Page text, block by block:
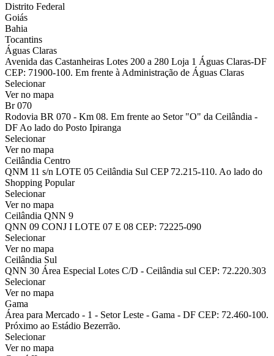
Distrito Federal
Goiás
Bahia
Tocantins
Águas Claras
Avenida das Castanheiras Lotes 200 a 280 Loja 1 Águas Claras-DF
CEP: 71900-100. Em frente à Administração de Águas Claras
Selecionar
Ver no mapa
Br 070
Rodovia BR 070 - Km 08. Em frente ao Setor "O" da Ceilândia -
DF Ao lado do Posto Ipiranga
Selecionar
Ver no mapa
Ceilândia Centro
QNM 11 s/n LOTE 05 Ceilândia Sul CEP 72.215-110. Ao lado do
Shopping Popular
Selecionar
Ver no mapa
Ceilândia QNN 9
QNN 09 CONJ I LOTE 07 E 08 CEP: 72225-090
Selecionar
Ver no mapa
Ceilândia Sul
QNN 30 Área Especial Lotes C/D - Ceilândia sul CEP: 72.220.303
Selecionar
Ver no mapa
Gama
Área para Mercado - 1 - Setor Leste - Gama - DF CEP: 72.460-100.
Próximo ao Estádio Bezerrão.
Selecionar
Ver no mapa